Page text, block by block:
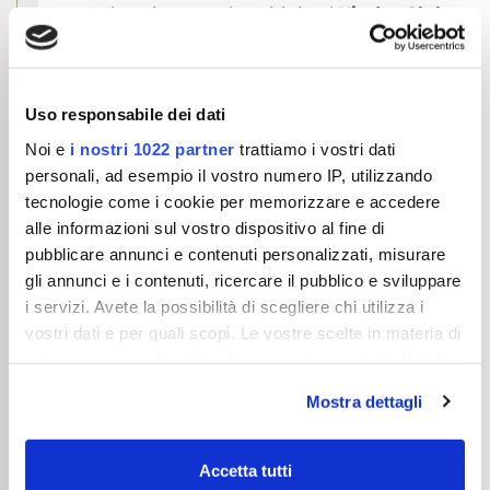
Uso responsabile dei dati
Noi e i nostri 1022 partner trattiamo i vostri dati
personali, ad esempio il vostro numero IP, utilizzando
tecnologie come i cookie per memorizzare e accedere
alle informazioni sul vostro dispositivo al fine di
pubblicare annunci e contenuti personalizzati, misurare
gli annunci e i contenuti, ricercare il pubblico e sviluppare
i servizi. Avete la possibilità di scegliere chi utilizza i
vostri dati e per quali scopi. Le vostre scelte in materia di
modificare o revocare il proprio consenso in qualsiasi
momento dalla Dichiarazione sui cookie o facendo clic
sull'icona di attivazione della privacy.
Mostra dettagli
Accetta tutti
Animazione per bambini nel Kinder Club
, i bambini potranno
Staff disponibile a soddisfare ogni tua
Parcheggioincluso per tutto il periodo
del soggiorno
Collegamento Wi-Fi in Fibra gratuitoin
tutta la struttura
Dolcemerendaofferta dalle ore 16.30 alle
17.30
Convenzione per nologgio bici e e-bike
con mappa interattiva dei migliori
Trentino Wild
NOVITÁ 2026DoloMeetCard